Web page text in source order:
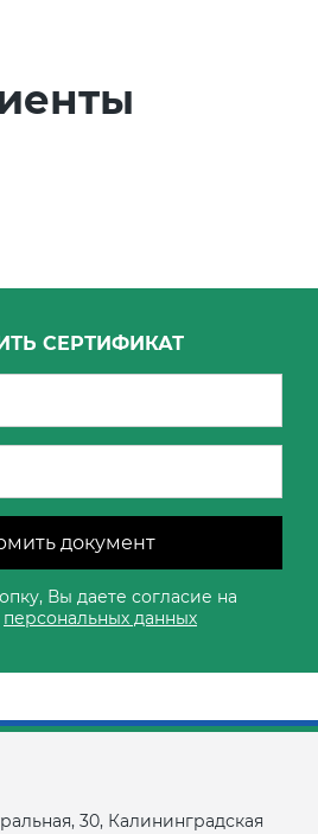
СЕРТИФИКАТ
документ
Вы даете согласие на
персональных данных
30, Калининградская